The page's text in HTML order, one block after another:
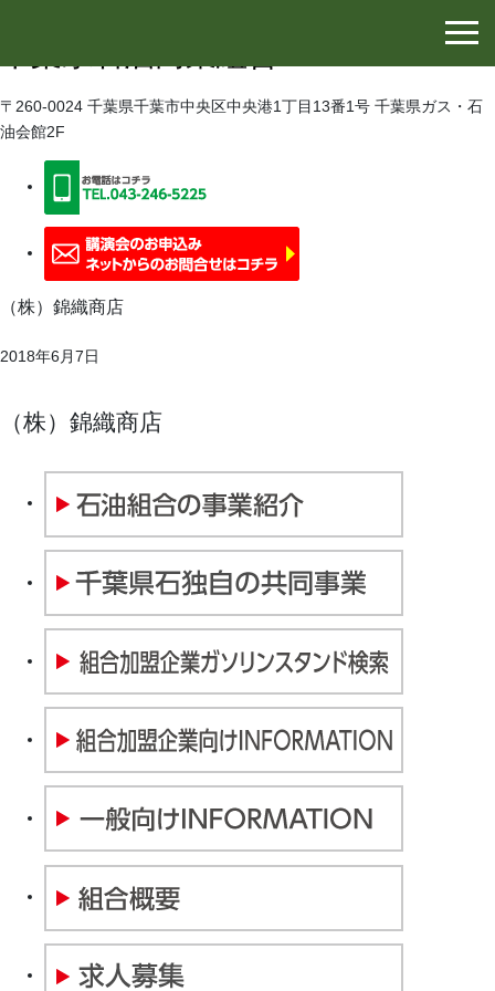
〒260-0024 千葉県千葉市中央区中央港1丁目13番1号 千葉県ガス・石
油会館2F
（株）錦織商店
2018年6月7日
（株）錦織商店